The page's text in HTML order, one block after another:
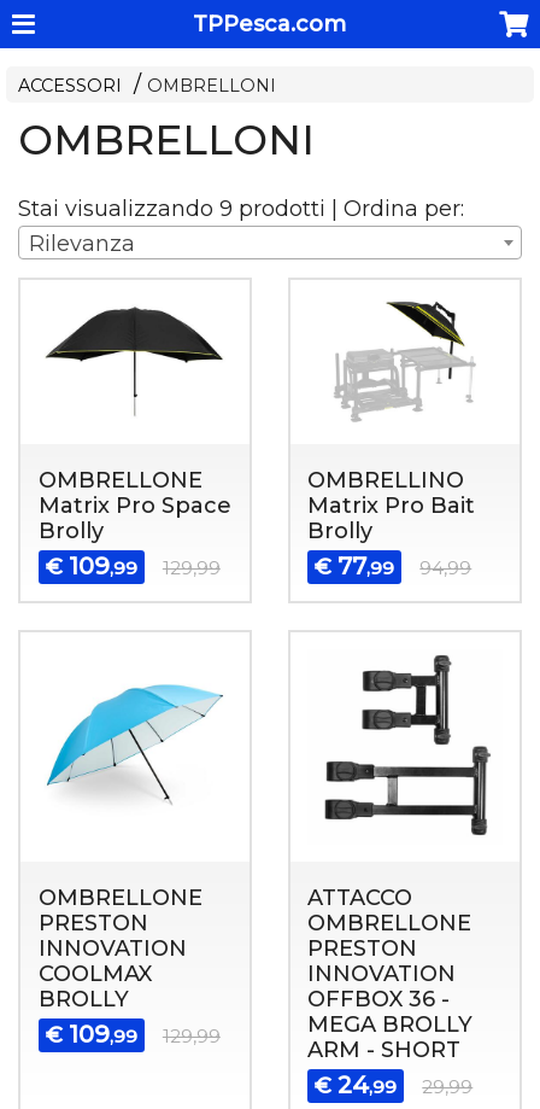
TPPesca.com
ACCESSORI OMBRELLONI
OMBRELLONI
Stai visualizzando 9 prodotti | Ordina per:
Rilevanza
OMBRELLONE
Matrix Pro Space
Brolly
€ 109,99 129,99
OMBRELLINO
Matrix Pro Bait
Brolly
€ 77,99 94,99
OMBRELLONE
PRESTON
INNOVATION
COOLMAX
BROLLY
€ 109,99 129,99
ATTACCO
OMBRELLONE
PRESTON
INNOVATION
OFFBOX 36 -
MEGA BROLLY
ARM - SHORT
€ 24,99 29,99